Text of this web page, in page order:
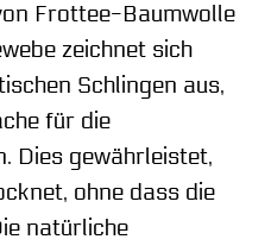
Frottee-Baumwolle
zeichnet sich
Schlingen aus,
für die
Dies gewährleistet,
ohne dass die
natürliche